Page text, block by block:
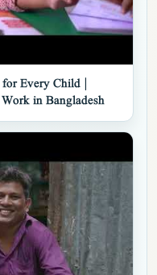
Every Child |
in Bangladesh